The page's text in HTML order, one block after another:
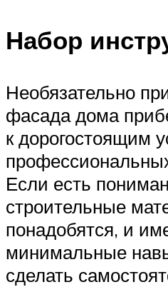
Набор
Необязательно
фасада дома
к дорогостоящим
Если есть
строительные
понадобятся, и
минимальные
сделать